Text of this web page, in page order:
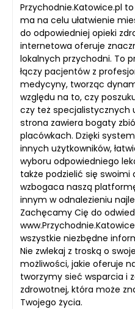
Przychodnie.Katowice.pl
ma na celu ułatwienie
do odpowiedniej opieki
internetowa oferuje
lokalnych przychodni. To
łączy pacjentów z
medycyny, tworząc
względu na to, czy
czy też specjalistycznych
strona zawiera bogaty
placówkach. Dzięki
innych użytkowników,
wyboru odpowiedniego
także podzielić się swoimi
wzbogaca naszą
innym w odnalezieniu
Zachęcamy Cię do
wszystkie niezbędne
Nie zwlekaj z troską o
możliwości, jakie oferuje
tworzymy sieć wsparcia i
zdrowotnej, która może
Twojego życia.